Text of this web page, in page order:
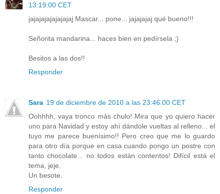
13:19:00 CET
jajajajajajajajaj Mascar... pone... jajajajaj qué bueno!!!
Señorita mandarina... haces bien en pedírsela ;)
Besitos a las dos!!
Responder
Sara 19 de diciembre de 2010 a las 23:46:00 CET
Oohhhh, vaya tronco más chulo! Mira que yo quiero hacer
uno para Navidad y estoy ahí dándole vueltas al relleno... el
tuyo me parece buenísimo!! Pero creo que me lo guardo
para otro día porque en casa cuando pongo un postre con
tanto chocolate... no todos están contentos! Difícil está el
tema, jeje.
Un besote.
Responder